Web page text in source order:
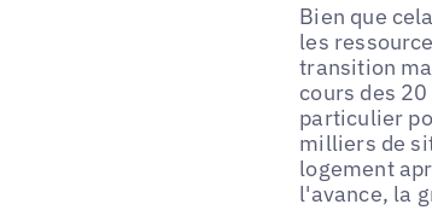
Bien que
les
transition
cours des
particulier
milliers de
logement
l'avance, la